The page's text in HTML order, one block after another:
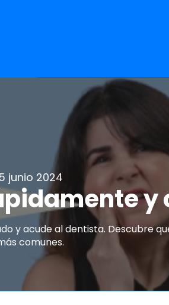
5 junio 2024
y acude al dentista. Descubre
comunes.